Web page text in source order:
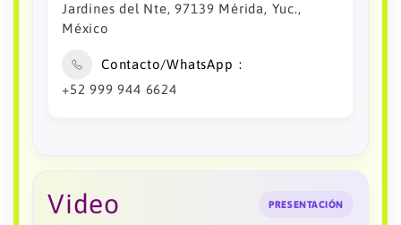
Jardines del Nte, 97139 Mérida, Yuc.,
México
Contacto/WhatsApp
+52 999 944 6624
Video PRESENTACIÓN